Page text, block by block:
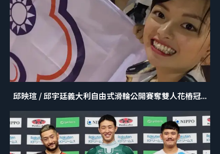
邱映瑄 / 邱宇廷義大利自由式滑輪公開賽奪雙人花樁冠...